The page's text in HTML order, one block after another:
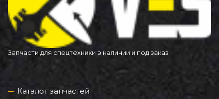
Запчасти для спецтехники в наличии и под заказ
Каталог запчастей